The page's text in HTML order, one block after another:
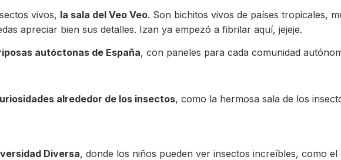
vivos, la sala del Veo Veo. Son bichitos vivos de países tropicales,
apreciar bien sus detalles. Izan ya empezó a fibrilar aquí, jejeje.
autóctonas de España, con paneles para cada comunidad
alrededor de los insectos, como la hermosa sala de los
Diversa, donde los niños pueden ver insectos increíbles, como